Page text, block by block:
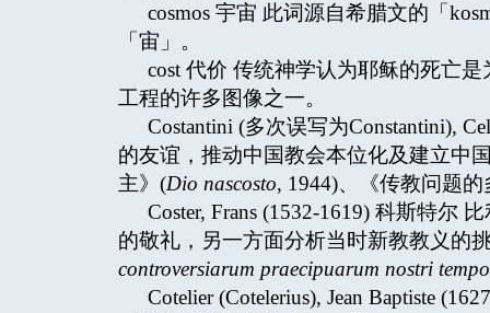
cosmos 宇宙 此词源自希腊文的「
「宙」。
cost 代价 传统神学认为耶稣的死亡
工程的许多图像之一。
Costantini (多次误写为Constantini),
的友谊，推动中国教会本位化及建立中
主》(Dio nascosto, 1944)、《传教问题
Coster, Frans (1532-1619) 科斯特尔
的敬礼，另一方面分析当时新教教义的
controversiarum praecipuarum nostri
Cotelier (Cotelerius), Jean Baptiste